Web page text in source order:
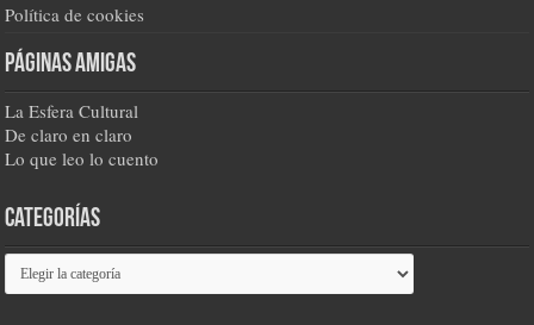
Política de cookies
Páginas amigas
La Esfera Cultural
De claro en claro
Lo que leo lo cuento
Categorías
Categorías